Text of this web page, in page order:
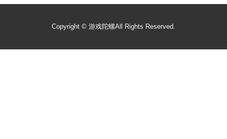
Copyright © 游戏陀螺All Rights Reserved.